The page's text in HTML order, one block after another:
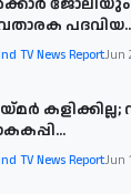
ജോലിയും
TV News ReportJun
കളിക്കില്ല;
TV News ReportJun